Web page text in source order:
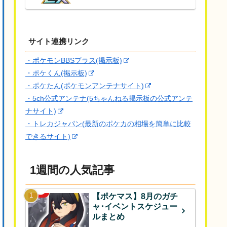
サイト連携リンク
・ポケモンBBSプラス(掲示板)
・ポケくん(掲示板)
・ポケたん(ポケモンアンテナサイト)
・5ch公式アンテナ(5ちゃんねる掲示板の公式アンテ
ナサイト)
・トレカジャパン(最新のポケカの相場を簡単に比較
できるサイト)
1週間の人気記事
【ポケマス】8月のガチ
ャ･イベントスケジュー
ルまとめ